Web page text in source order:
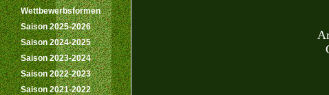
Wettbewerbsformen
Saison 2025-2026
Saison 2024-2025
Saison 2023-2024
Saison 2022-2023
Saison 2021-2022